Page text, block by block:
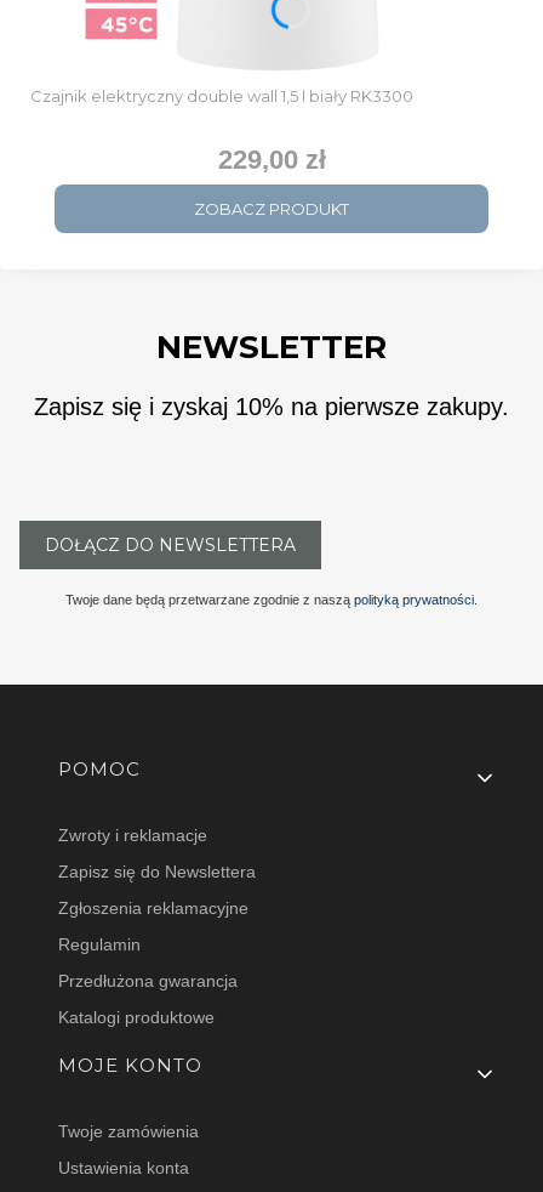
Czajnik elektryczny double wall 1,5 l biały RK3300
Cena
229,00 zł
ZOBACZ PRODUKT
NEWSLETTER
Zapisz się i zyskaj 10% na pierwsze zakupy.
DOŁĄCZ DO NEWSLETTERA
Twoje dane będą przetwarzane zgodnie z naszą polityką prywatności
Linki w stopce
POMOC
Zwroty i reklamacje
Zapisz się do Newslettera
Zgłoszenia reklamacyjne
Regulamin
Przedłużona gwarancja
Katalogi produktowe
MOJE KONTO
Twoje zamówienia
Ustawienia konta